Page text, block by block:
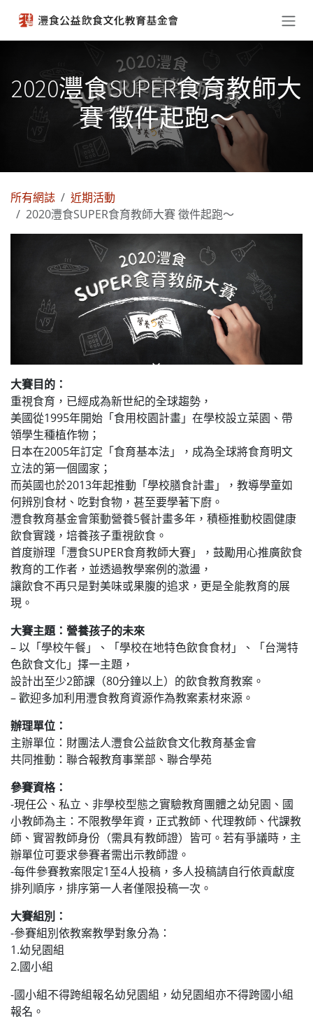
2020灃食SUPER食育教師大
賽 徵件起跑～
所有網誌
近期活動
2020灃食SUPER食育教師大賽 徵件起跑～
大賽目的：
重視食育，已經成為新世紀的全球趨勢，
美國從1995年開始「食用校園計畫」在學校設立菜園、帶
領學生種植作物；
日本在2005年訂定「食育基本法」，成為全球將食育明文
立法的第一個國家；
而英國也於2013年起推動「學校膳食計畫」，教導學童如
何辨別食材、吃對食物，甚至要學著下廚。
灃食教育基金會策動營養5餐計畫多年，積極推動校園健康
飲食實踐，培養孩子重視飲食。
首度辦理「灃食SUPER食育教師大賽」，鼓勵用心推廣飲食
教育的工作者，並透過教學案例的激盪，
讓飲食不再只是對美味或果腹的追求，更是全能教育的展
現。
大賽主題：營養孩子的未來
– 以「學校午餐」、「學校在地特色飲食食材」、「台灣特
色飲食文化」擇一主題，
設計出至少2節課（80分鐘以上）的飲食教育教案。
– 歡迎多加利用灃食教育資源作為教案素材來源。
辦理單位：
主辦單位：財團法人灃食公益飲食文化教育基金會
共同推動：聯合報教育事業部、聯合學苑
參賽資格：
-現任公、私立、非學校型態之實驗教育團體之幼兒園、國
小教師為主：不限教學年資，正式教師、代理教師、代課教
師、實習教師身份（需具有教師證）皆可。若有爭議時，主
辦單位可要求參賽者需出示教師證。
-每件參賽教案限定1至4人投稿，多人投稿請自行依貢獻度
排列順序，排序第一人者僅限投稿一次。
大賽組別：
-參賽組別依教案教學對象分為：
1.幼兒園組
2.國小組
-國小組不得跨組報名幼兒園組，幼兒園組亦不得跨國小組
報名。